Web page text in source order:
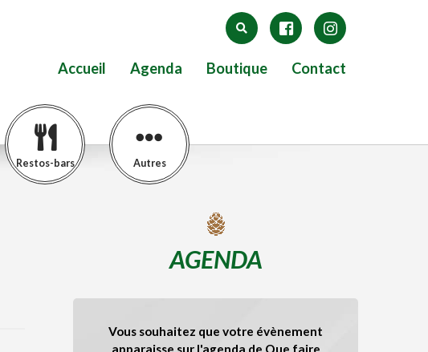
Accueil Agenda Boutique Contact
Restos-bars Autres
AGENDA
Vous souhaitez que votre évènement
apparaisse sur l'agenda de Que faire